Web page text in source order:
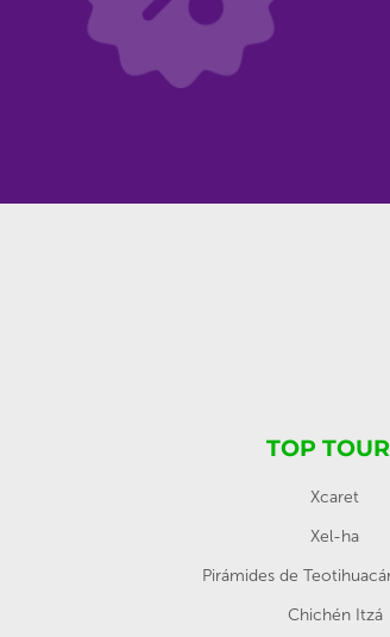
TOP
Xcaret
Xel-ha
Pirámides de
Chichén Itzá